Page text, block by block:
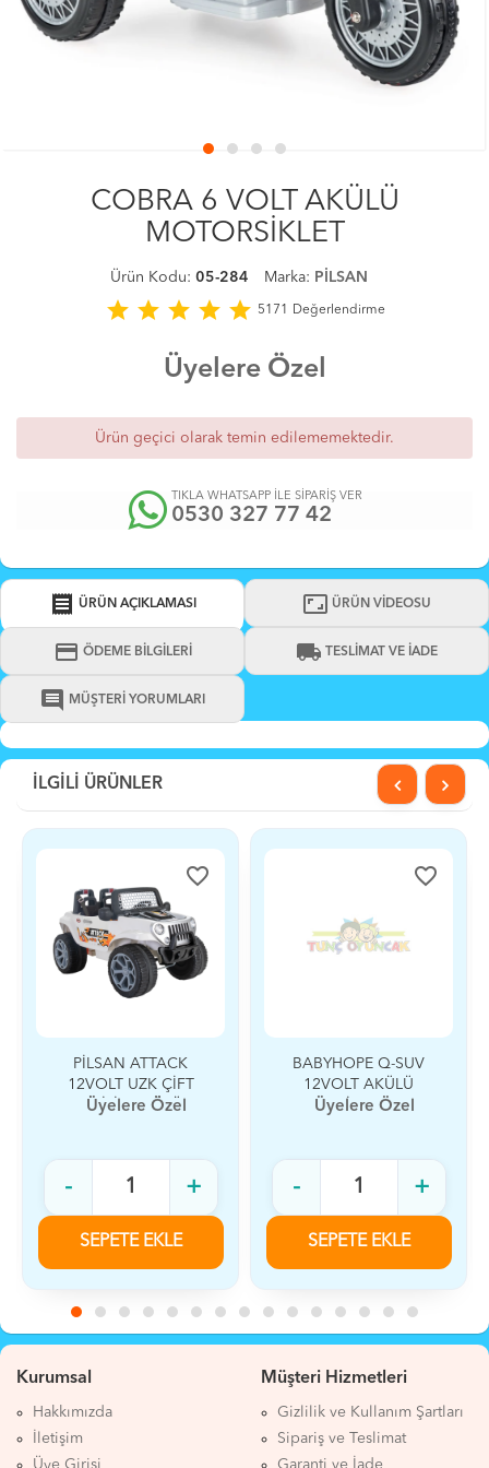
COBRA 6 VOLT AKÜLÜ
MOTORSİKLET
Ürün Kodu: 05-284 Marka: PİLSAN
star star star star star 5171 Değerlendirme
Üyelere Özel
Ürün geçici olarak temin edilememektedir.
TIKLA WHATSAPP İLE SİPARİŞ VER
0530 327 77 42
receipt ÜRÜN AÇIKLAMASI aspect_ratio ÜRÜN VİDEOSU
credit_card ÖDEME BİLGİLERİ local_shipping TESLİMAT VE İADE
comment MÜŞTERİ YORUMLARI
İLGİLİ ÜRÜNLER
favorite_border
PİLSAN ATTACK
12VOLT UZK ÇİFT
KİŞİLİK AKÜLÜ
Üyelere Özel
- +
SEPETE EKLE
favorite_border
BABYHOPE Q-SUV
12VOLT AKÜLÜ
SİYAH
Üyelere Özel
- +
SEPETE EKLE
Kurumsal
Hakkımızda
İletişim
Üye Girişi
Müşteri Hizmetleri
Gizlilik ve Kullanım Şartları
Sipariş ve Teslimat
Garanti ve İade